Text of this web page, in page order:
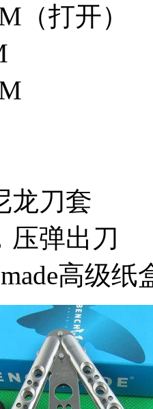
（打开）
龙刀套
压弹出刀
高级纸